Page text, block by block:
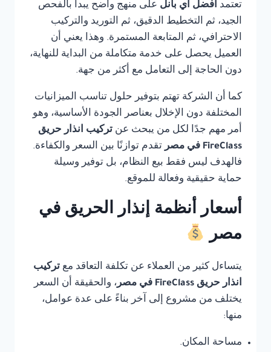
تعتمد أفضل أي بانل على منهج واضح يبدأ بالفحص
الجيد، ثم التخطيط الدقيق، ثم التوريد والتركيب
الاحترافي، ثم المتابعة المستمرة. وهذا يعني أن
العميل يحصل على خدمة متكاملة من البداية للنهاية،
دون الحاجة إلى التعامل مع أكثر من جهة.
كما أن الشركة تهتم بتوفير حلول تناسب الميزانيات
المختلفة دون الإخلال بعناصر الجودة الأساسية، وهو
أمر مهم جدًا لكل من يبحث عن تركيب انذار حريق
FireClass في مصر
تقدم توازنًا بين السعر والكفاءة.
فالهدف ليس فقط بيع النظام، بل توفير وسيلة
حماية حقيقية وفعالة للموقع.
أسعار أنظمة إنذار الحريق في
مصر
يتساءل كثير من العملاء عن تكلفة التعاقد مع تركيب
انذار حريق FireClass في مصر
، والحقيقة أن السعر
يختلف من مشروع إلى آخر بناءً على عدة عوامل،
منها:
مساحة المكان.